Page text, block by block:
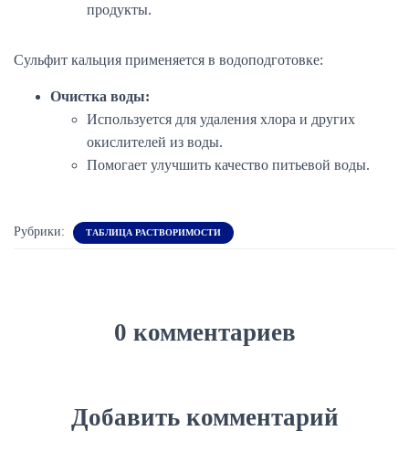
продукты.
Сульфит кальция применяется в водоподготовке:
Очистка воды:
Используется для удаления хлора и других
окислителей из воды.
Помогает улучшить качество питьевой воды.
Рубрики: ТАБЛИЦА РАСТВОРИМОСТИ
0 комментариев
Добавить комментарий